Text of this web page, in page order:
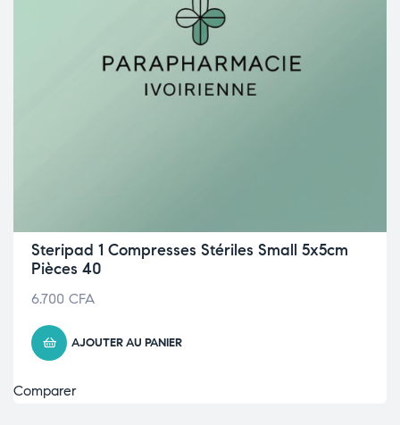
Steripad 1 Compresses Stériles Small 5x5cm
Pièces 40
6.700 CFA
AJOUTER AU PANIER
Comparer